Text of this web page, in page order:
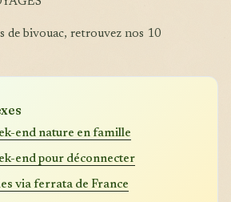
end nature en famille
end pour déconnecter
via ferrata de France